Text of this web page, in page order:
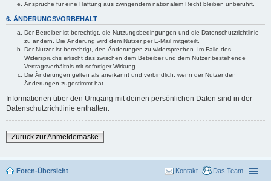
Ansprüche für eine Haftung aus zwingendem nationalem Recht bleiben unberührt.
6. ÄNDERUNGSVORBEHALT
Der Betreiber ist berechtigt, die Nutzungsbedingungen und die Datenschutzrichtlinie
zu ändern. Die Änderung wird dem Nutzer per E-Mail mitgeteilt.
Der Nutzer ist berechtigt, den Änderungen zu widersprechen. Im Falle des
Widerspruchs erlischt das zwischen dem Betreiber und dem Nutzer bestehende
Vertragsverhältnis mit sofortiger Wirkung.
Die Änderungen gelten als anerkannt und verbindlich, wenn der Nutzer den
Änderungen zugestimmt hat.
Informationen über den Umgang mit deinen persönlichen Daten sind in der
Datenschutzrichtlinie enthalten.
Zurück zur Anmeldemaske
Foren-Übersicht Das Team
Kontakt